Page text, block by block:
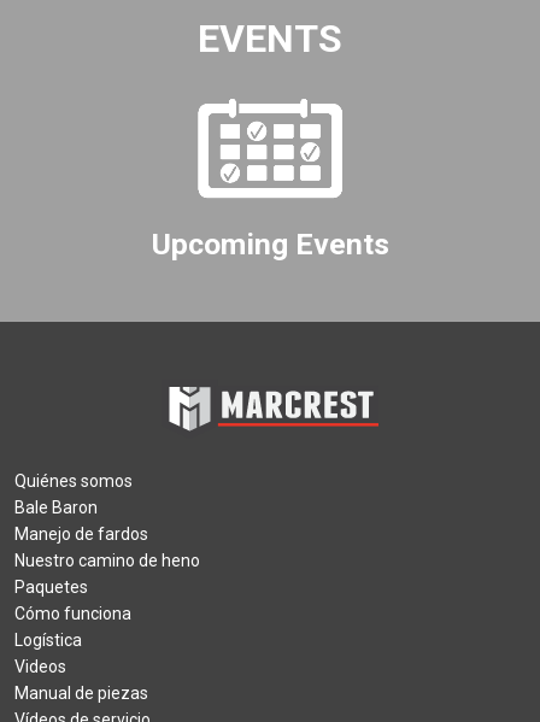
EVENTS
Upcoming Events
Quiénes somos
Bale Baron
Manejo de fardos
Nuestro camino de heno
Paquetes
Cómo funciona
Logística
Videos
Manual de piezas